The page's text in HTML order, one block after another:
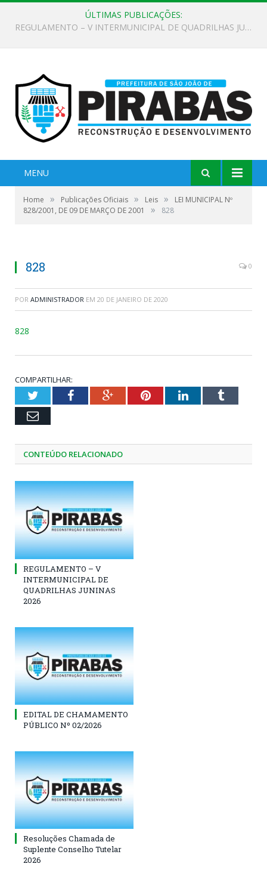
ÚLTIMAS PUBLICAÇÕES:
EDITAL DE CHAMAMENTO PÚBLICO Nº 02/2026
MENU
Home » Publicações Oficiais » Leis »
LEI MUNICIPAL Nº
828/2001, DE 09 DE MARÇO DE 2001
» 828
828 0
POR ADMINISTRADOR EM 20 DE JANEIRO DE 2020
828
COMPARTILHAR:
TwitterFacebookGoogle+PinterestLinkedInTumblr
Email
CONTEÚDO RELACIONADO
REGULAMENTO – V
INTERMUNICIPAL DE
QUADRILHAS JUNINAS
2026
EDITAL DE CHAMAMENTO
PÚBLICO Nº 02/2026
Resoluções Chamada de
Suplente Conselho Tutelar
2026